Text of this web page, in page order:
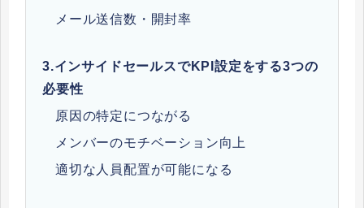
メール送信数・開封率
3.インサイドセールスでKPI設定をする3つの
必要性
原因の特定につながる
メンバーのモチベーション向上
適切な人員配置が可能になる